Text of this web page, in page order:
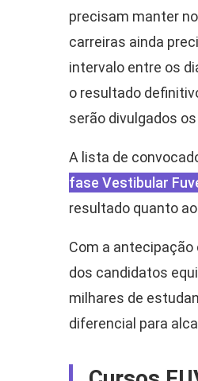
precisam manter
carreiras ainda
intervalo entre os
o resultado
serão divulgados
A lista de
fase Vestibular
resultado quanto
Com a antecipação
dos candidatos
milhares de
diferencial para